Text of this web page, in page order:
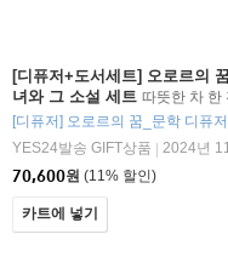
[디퓨저+도서세트] 오로르의
녀와 그 소설 세트 따뜻한 차 한
간을 오렌지 꽃이 가득한 향기로
[디퓨저] 오로르의 꿈_문학 디퓨
YES24발송 GIFT상품
2024년
70,600원 (11% 할인)
카트에 넣기